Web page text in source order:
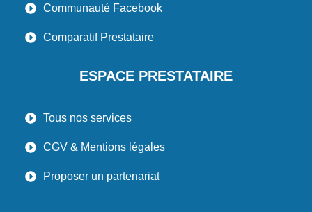
Communauté Facebook
Comparatif Prestataire
ESPACE PRESTATAIRE
Tous nos services
CGV & Mentions légales
Proposer un partenariat